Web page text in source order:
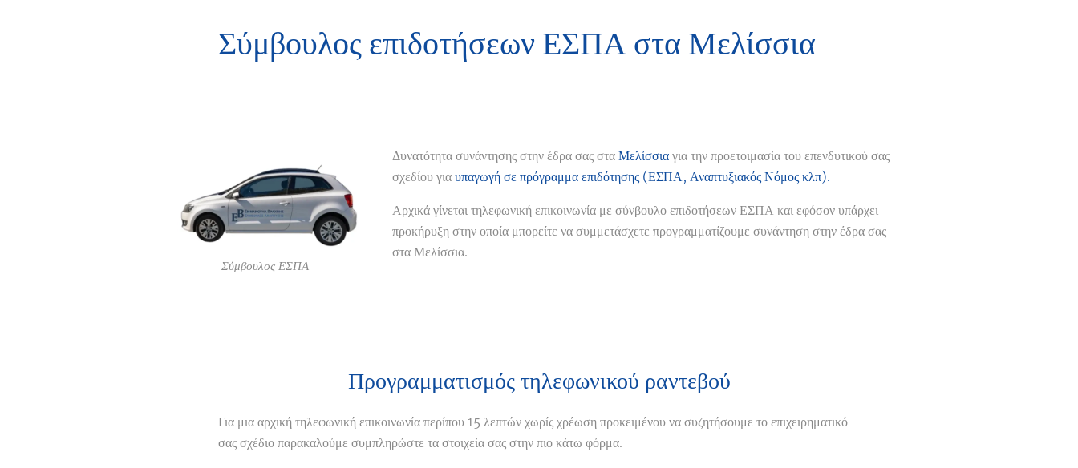
Σύμβουλος επιδοτήσεων ΕΣΠΑ στα Μελίσσια
Σύμβουλος ΕΣΠΑ
Δυνατότητα συνάντησης στην έδρα σας στα Μελίσσιαγια την προετοιμασία του επενδυτικού σας
σχεδίου γιαυπαγωγή σε πρόγραμμα επιδότησης (ΕΣΠΑ, Αναπτυξιακός Νόμος κλπ).
Αρχικά γίνεται τηλεφωνική επικοινωνία με σύνβουλο επιδοτήσεων ΕΣΠΑ και εφόσον υπάρχει
προκήρυξη στην οποία μπορείτε να συμμετάσχετε προγραμματίζουμε συνάντηση στην έδρα σας
στα Μελίσσια.
Προγραμματισμός τηλεφωνικού ραντεβού
Για μια αρχική τηλεφωνική επικοινωνία περίπου 15 λεπτών χωρίς χρέωση προκειμένου να συζητήσουμε το επιχειρηματικό
σας σχέδιο παρακαλούμε συμπληρώστε τα στοιχεία σας στην πιο κάτω φόρμα.